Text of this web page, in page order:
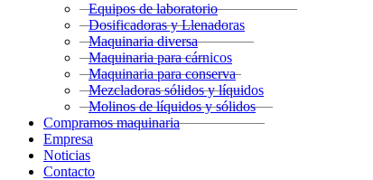
Equipos de laboratorio
Dosificadoras y Llenadoras
Maquinaria diversa
Maquinaria para cárnicos
Maquinaria para conserva
Mezcladoras sólidos y líquidos
Molinos de líquidos y sólidos
Compramos maquinaria
Empresa
Noticias
Contacto